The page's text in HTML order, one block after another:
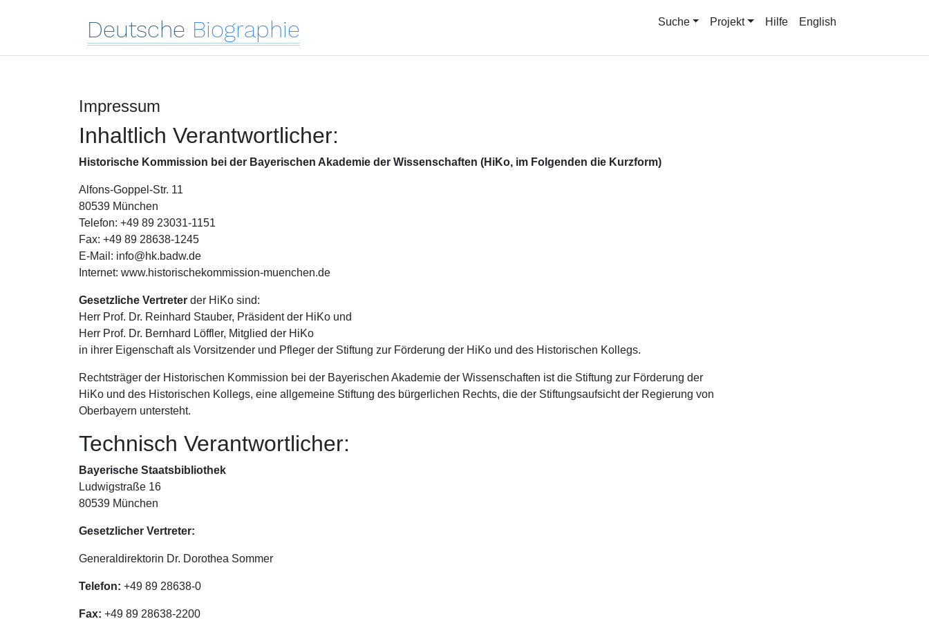
Deutsche Biographie Suche Projekt Hilfe English
Impressum
Inhaltlich Verantwortlicher:
Historische Kommission bei der Bayerischen Akademie der Wissenschaften (HiKo, im Folgenden die Kurzform)
Alfons-Goppel-Str. 11
80539 München
Telefon: +49 89 23031-1151
Fax: +49 89 28638-1245
E-Mail: info@hk.badw.de
Internet: www.historischekommission-muenchen.de
Gesetzliche Vertreter der HiKo sind:
Herr Prof. Dr. Reinhard Stauber, Präsident der HiKo und
Herr Prof. Dr. Bernhard Löffler, Mitglied der HiKo
in ihrer Eigenschaft als Vorsitzender und Pfleger der Stiftung zur Förderung der HiKo und des Historischen Kollegs.
Rechtsträger der Historischen Kommission bei der Bayerischen Akademie der Wissenschaften ist die Stiftung zur Förderung der
HiKo und des Historischen Kollegs, eine allgemeine Stiftung des bürgerlichen Rechts, die der Stiftungsaufsicht der Regierung von
Oberbayern untersteht.
Technisch Verantwortlicher:
Bayerische Staatsbibliothek
Ludwigstraße 16
80539 München
Gesetzlicher Vertreter:
Generaldirektorin Dr. Dorothea Sommer
Telefon: +49 89 28638-0
Fax: +49 89 28638-2200